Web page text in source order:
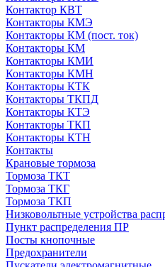
Контактор КВТ
Контакторы КМЭ
Контакторы КМ (пост. ток)
Контакторы КМ
Контакторы КМИ
Контакторы КМН
Контакторы КТК
Контакторы ТКПД
Контакторы КТЭ
Контакторы ТКП
Контакторы КТН
Контакты
Крановые тормоза
Тормоза ТКТ
Тормоза ТКГ
Тормоза ТКП
Низковольтные устройства
Пункт распределения ПР
Посты кнопочные
Предохранители